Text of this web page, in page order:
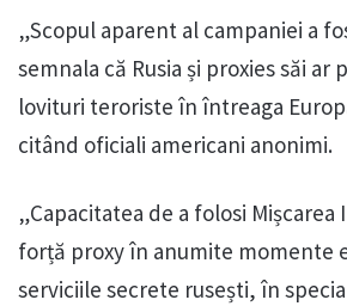
„Scopul aparent al campaniei a
semnala că Rusia și proxies săi ar
lovituri teroriste în întreaga
citând oficiali americani anonimi.
„Capacitatea de a folosi Mișcarea
forță proxy în anumite momente
serviciile secrete rusești, în